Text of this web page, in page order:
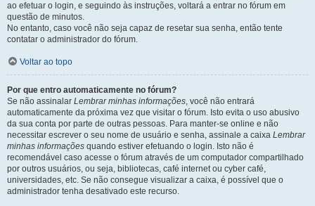
ao efetuar o login, e seguindo às instruções, voltará a entrar no fórum em
questão de minutos.
No entanto, caso você não seja capaz de resetar sua senha, então tente
contatar o administrador do fórum.
Voltar ao topo
Por que entro automaticamente no fórum?
Se não assinalar Lembrar minhas informações, você não entrará
automaticamente da próxima vez que visitar o fórum. Isto evita o uso abusivo
da sua conta por parte de outras pessoas. Para manter-se online e não
necessitar escrever o seu nome de usuário e senha, assinale a caixa Lembrar
minhas informações quando estiver efetuando o login. Isto não é
recomendável caso acesse o fórum através de um computador compartilhado
por outros usuários, ou seja, bibliotecas, café internet ou cyber café,
universidades, etc. Se não consegue visualizar a caixa, é possível que o
administrador tenha desativado este recurso.